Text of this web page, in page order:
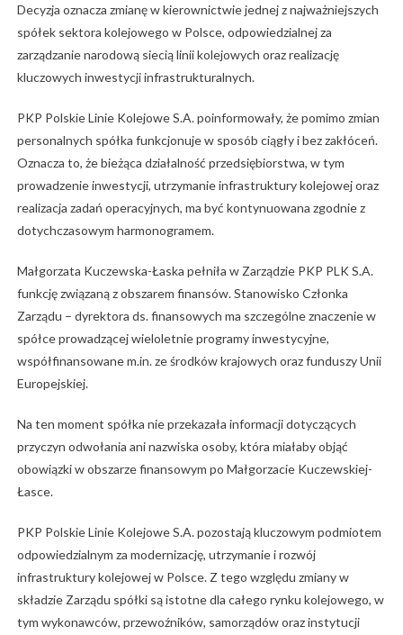
Decyzja oznacza zmianę w kierownictwie jednej z najważniejszych
spółek sektora kolejowego w Polsce, odpowiedzialnej za
zarządzanie narodową siecią linii kolejowych oraz realizację
kluczowych inwestycji infrastrukturalnych.
PKP Polskie Linie Kolejowe S.A. poinformowały, że pomimo zmian
personalnych spółka funkcjonuje w sposób ciągły i bez zakłóceń.
Oznacza to, że bieżąca działalność przedsiębiorstwa, w tym
prowadzenie inwestycji, utrzymanie infrastruktury kolejowej oraz
realizacja zadań operacyjnych, ma być kontynuowana zgodnie z
dotychczasowym harmonogramem.
Małgorzata Kuczewska-Łaska pełniła w Zarządzie PKP PLK S.A.
funkcję związaną z obszarem finansów. Stanowisko Członka
Zarządu – dyrektora ds. finansowych ma szczególne znaczenie w
spółce prowadzącej wieloletnie programy inwestycyjne,
współfinansowane m.in. ze środków krajowych oraz funduszy Unii
Europejskiej.
Na ten moment spółka nie przekazała informacji dotyczących
przyczyn odwołania ani nazwiska osoby, która miałaby objąć
obowiązki w obszarze finansowym po Małgorzacie Kuczewskiej-
Łasce.
PKP Polskie Linie Kolejowe S.A. pozostają kluczowym podmiotem
odpowiedzialnym za modernizację, utrzymanie i rozwój
infrastruktury kolejowej w Polsce. Z tego względu zmiany w
składzie Zarządu spółki są istotne dla całego rynku kolejowego, w
tym wykonawców, przewoźników, samorządów oraz instytucji